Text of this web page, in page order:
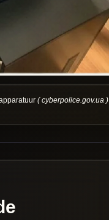
( cyberpolice.gov.ua )